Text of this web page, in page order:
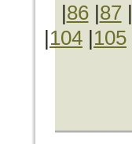
|86|87|
|104 |105